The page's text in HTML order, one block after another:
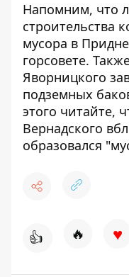
Напомним, что
строительства
мусора в
горсовете.
Яворницкого
подземных
этого читайте,
Вернадского
образовался
👍 🔥 ♥